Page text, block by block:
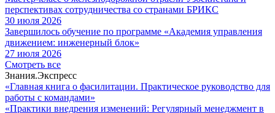
перспективах сотрудничества со странами БРИКС
30 июля 2026
Завершилось обучение по программе «Академия управления
движением: инженерный блок»
27 июля 2026
Cмотреть все
Знания.Экспресс
«Главная книга о фасилитации. Практическое руководство для
работы с командами»
«Практики внедрения изменений: Регулярный менеджмент в